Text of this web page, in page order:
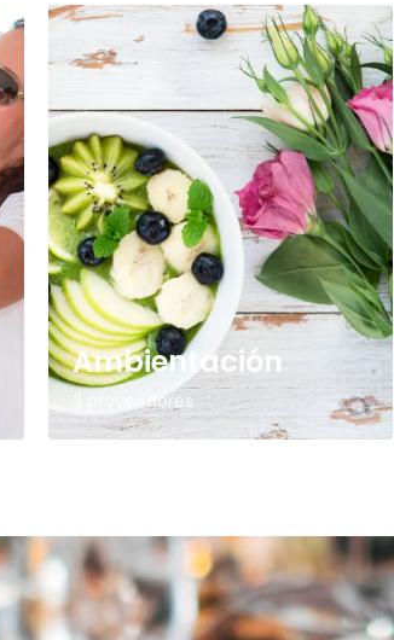
Ambientación
3 proveedores